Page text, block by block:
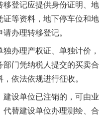
登记应提供身份证明、地
等资料，地下停车位和地
办理转移登记。
办理产权证、单独计价，
门凭纳税人提交的买卖合
依法依规进行征收。
设单位已注销的，可由业
替建设单位办理测绘、合